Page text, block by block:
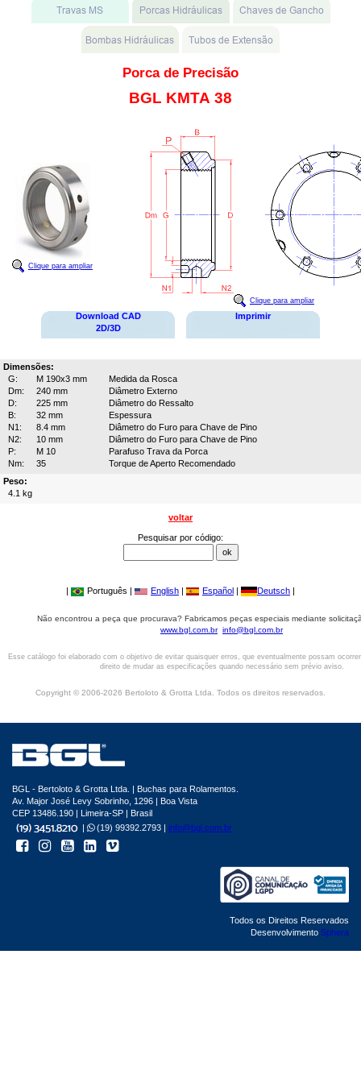
Porca de Precisão
BGL KMTA 38
Clique para ampliar
Clique para ampliar
Download CAD
2D/3D
Imprimir
Dimensões:
G:
M 190x3 mm
Medida da Rosca
Dm:
240 mm
Diâmetro Externo
D:
225 mm
Diâmetro do Ressalto
B:
32 mm
Espessura
N1:
8.4 mm
Diâmetro do Furo para Chave de Pino
N2:
10 mm
Diâmetro do Furo para Chave de Pino
P:
M 10
Parafuso Trava da Porca
Nm:
35
Torque de Aperto Recomendado
Peso:
4.1 kg
voltar
Pesquisar por código:
| Português | English | Español | Deutsch |
Não encontrou a peça que procurava? Fabricamos peças especiais mediante
www.bgl.com.br info@bgl.com.br
Esse catálogo foi elaborado com o objetivo de evitar quaisquer erros, que eventualmente possam
direito de mudar as especificações quando necessário sem prévio aviso.
Copyright © 2006-2026 Bertoloto & Grotta Ltda. Todos os direitos reservados.
BGL - Bertoloto & Grotta Ltda. | Buchas para Rolamentos.
Av. Major José Levy Sobrinho, 1296 | Boa Vista
CEP 13486.190 | Limeira-SP | Brasil
|
(19) 99392.2793 | info@bgl.com.br
Todos os Direitos Reservados
Desenvolvimento Sphera